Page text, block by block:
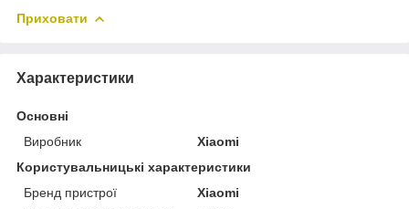
Приховати
Характеристики
Основні
Виробник
Xiaomi
Користувальницькі характеристики
Бренд пристрої
Xiaomi